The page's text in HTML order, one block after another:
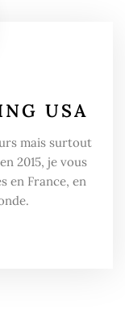
USA
mais surtout
2015, je vous
en France, en